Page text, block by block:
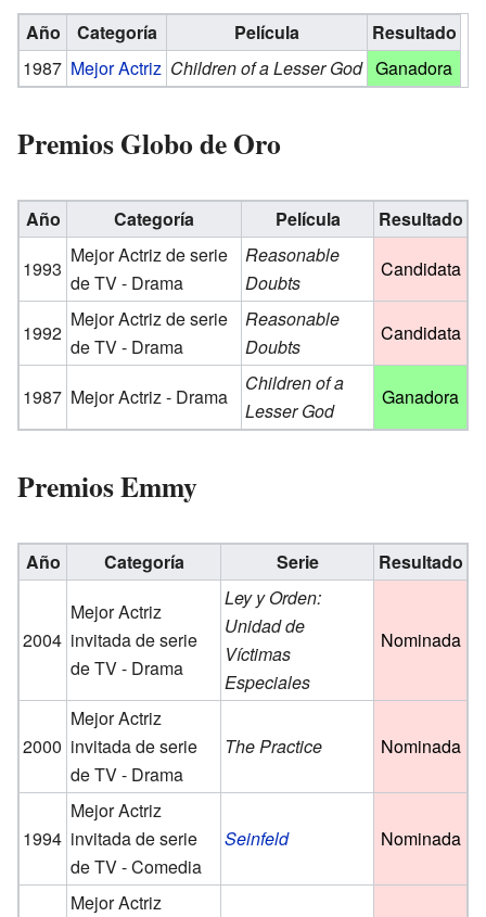
Año Categoría Película
Resultado
1987 Mejor Actriz Children of a Lesser God Ganadora
Premios Globo de Oro
Año Categoría Película
Resultado
1993
Mejor Actriz de serie
de TV - Drama
Reasonable
Doubts
Candidata
1992
Mejor Actriz de serie
de TV - Drama
Reasonable
Doubts
Candidata
1987 Mejor Actriz - Drama
Children of a
Lesser God
Ganadora
Premios Emmy
Año Categoría Serie Resultado
2004
Mejor Actriz
invitada de serie
de TV - Drama
Ley y Orden:
Unidad de
Víctimas
Especiales
Nominada
2000
Mejor Actriz
invitada de serie
de TV - Drama
The Practice Nominada
1994
Mejor Actriz
invitada de serie
de TV - Comedia
Seinfeld Nominada
Mejor Actriz